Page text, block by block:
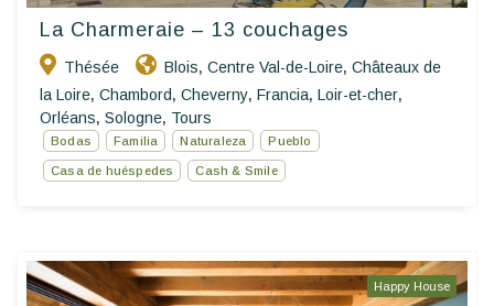
La Charmeraie – 13 couchages
Thésée Blois, Centre Val-de-Loire, Châteaux de
la Loire, Chambord , Cheverny, Francia, Loir-et-cher,
Orléans, Sologne, Tours
Bodas Familia Naturaleza Pueblo
Casa de huéspedes Cash & Smile
Happy House